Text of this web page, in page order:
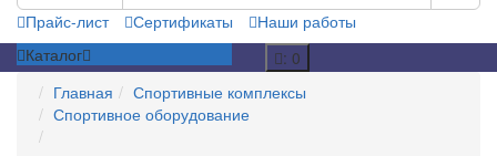
Прайс-лист Сертификаты
Наши работы
Каталог
: 0
Главная
Спортивные комплексы
Спортивное оборудование